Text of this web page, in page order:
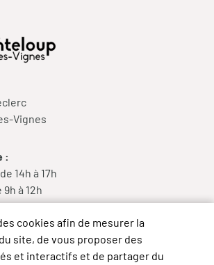
Vignes
:
14h à 17h
à 12h
de 14h à 18h
cookies afin de mesurer la
site, de vous proposer des
et interactifs et de partager du